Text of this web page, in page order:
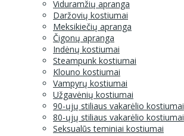
Viduramžių apranga
Daržovių kostiumai
Meksikiečių apranga
Čigonų apranga
Indėnų kostiumai
Steampunk kostiumai
Klouno kostiumai
Vampyrų kostiumai
Užgavėnių kostiumai
90-ųjų stiliaus vakarėlio kostiumai
80-ųjų stiliaus vakarėlio kostiumai
Seksualūs teminiai kostiumai